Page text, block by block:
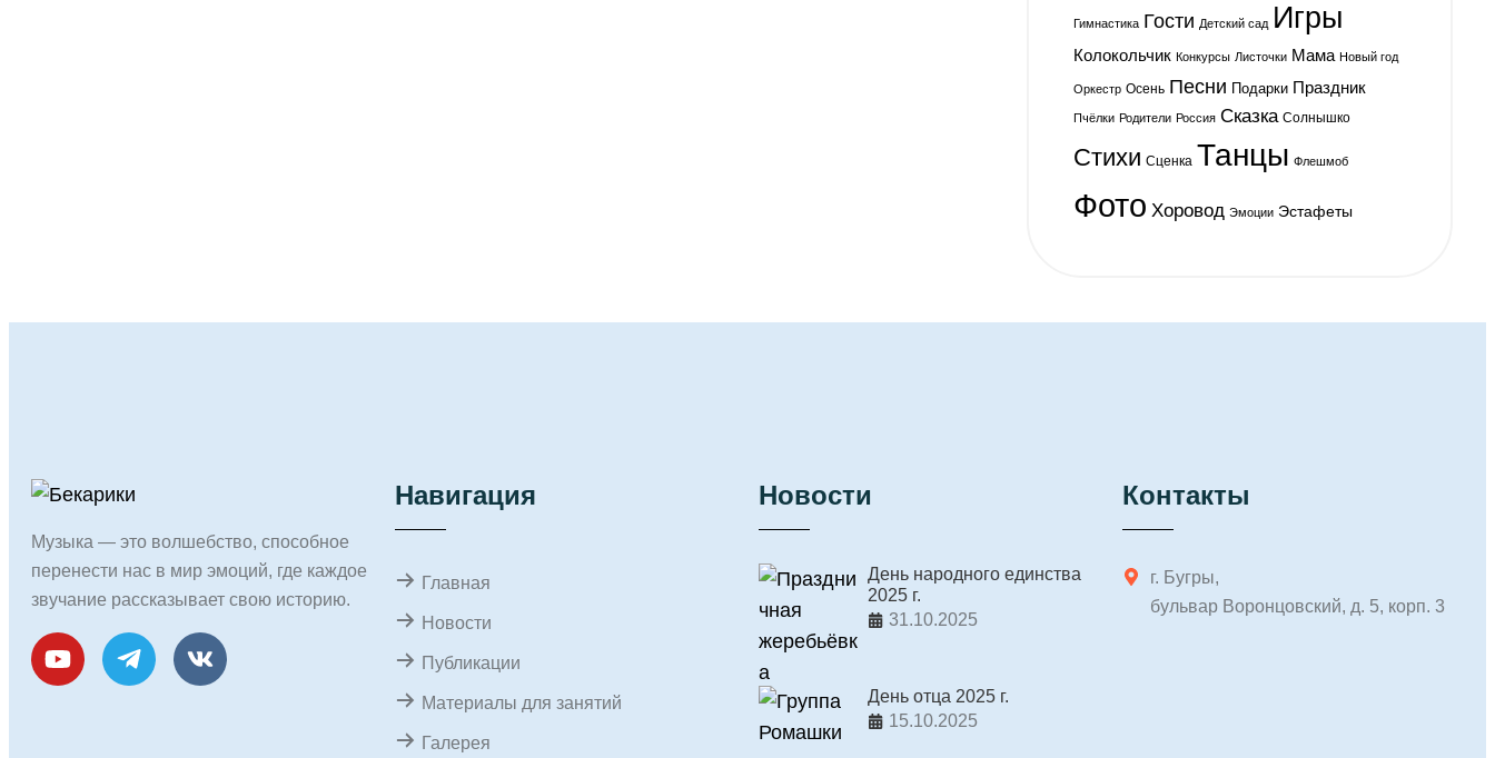
Гимнастика Гости Детский сад Игры
Колокольчик Конкурсы Листочки Мама Новый год
Оркестр Осень Песни Подарки Праздник
Пчёлки Родители Россия Сказка Солнышко
Стихи Сценка Танцы Флешмоб
Фото Хоровод Эмоции Эстафеты
Музыка — это волшебство, способное
перенести нас в мир эмоций, где каждое
звучание рассказывает свою историю.
Навигация
Главная
Новости
Публикации
Материалы для занятий
Галерея
Новости
День народного единства
2025 г.
31.10.2025
День отца 2025 г.
15.10.2025
Контакты
г. Бугры,
бульвар Воронцовский, д. 5, корп. 3